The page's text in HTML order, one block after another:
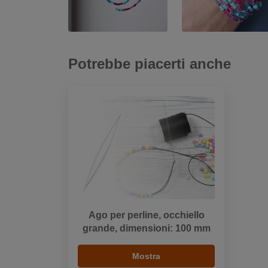
Potrebbe piacerti anche
Ago per perline, occhiello
grande, dimensioni: 100 mm
Mostra